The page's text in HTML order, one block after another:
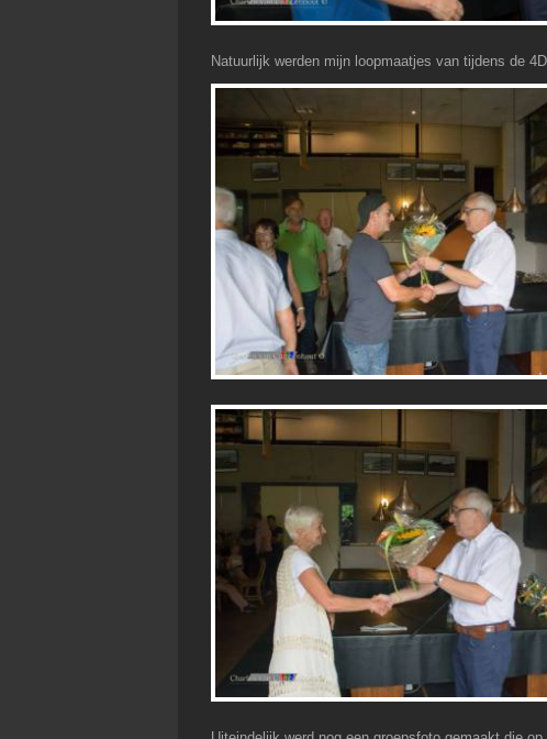
Natuurlijk werden mijn loopmaatjes van tijdens de